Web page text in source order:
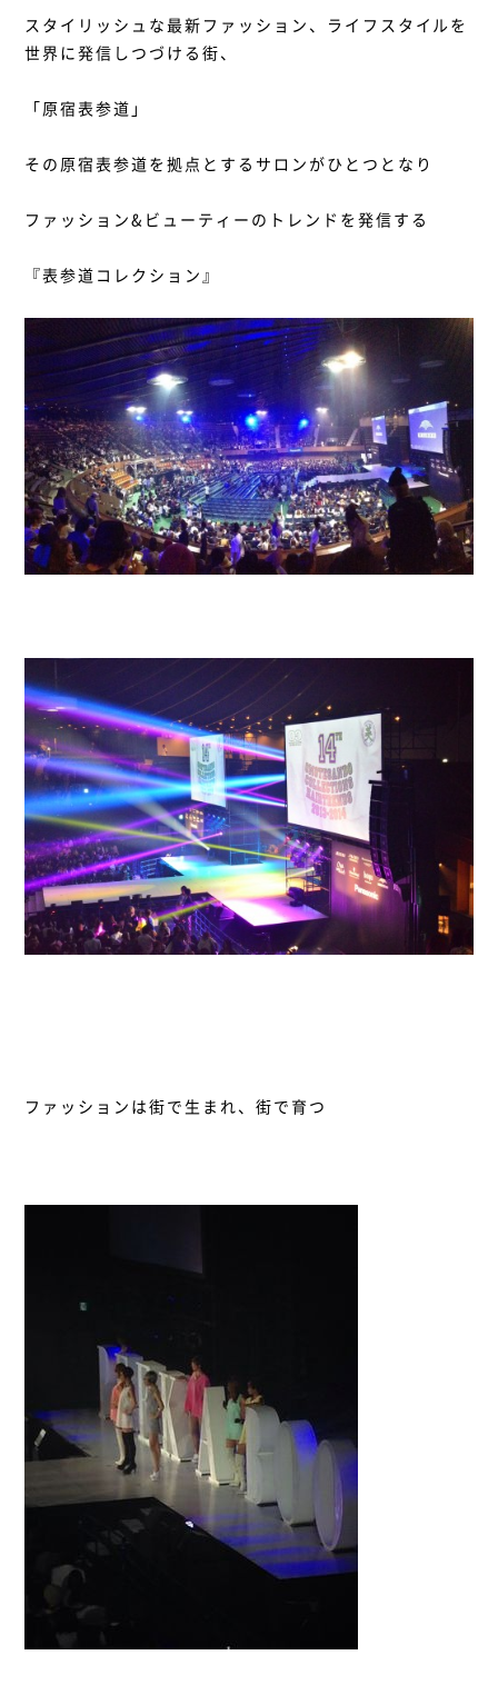
スタイリッシュな最新ファッション、ライフスタイルを
世界に発信しつづける街、
「原宿表参道」
その原宿表参道を拠点とするサロンがひとつとなり
ファッション&ビューティーのトレンドを発信する
『表参道コレクション』
ファッションは街で生まれ、街で育つ